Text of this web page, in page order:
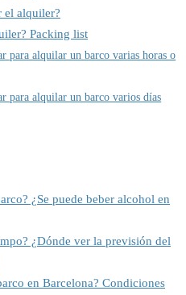
el alquiler?
Packing list
para alquilar un barco varias horas o
para alquilar un barco varios días
¿Se puede beber alcohol en
¿Dónde ver la previsión del
en Barcelona? Condiciones